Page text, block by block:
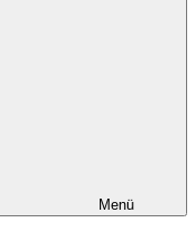
Menü